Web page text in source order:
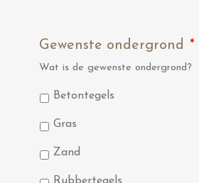
Gewenste ondergrond *
Wat is de gewenste ondergrond?
Betontegels
Gras
Zand